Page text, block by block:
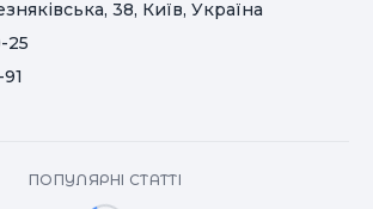
38, Київ, Україна
25
ПОПУЛЯРНІ СТАТТІ